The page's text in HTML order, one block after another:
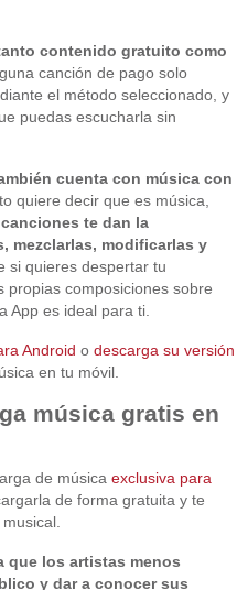
contenido gratuito como
canción de pago solo
el método seleccionado, y
puedas escucharla sin
cuenta con música con
quiere decir que es música,
te dan la
mezclarlas, modificarlas y
si quieres despertar tu
propias composiciones sobre
App es ideal para ti.
Android o descarga su versión
en tu móvil.
música gratis en
de música exclusiva para
de forma gratuita y te
que los artistas menos
y dar a conocer sus